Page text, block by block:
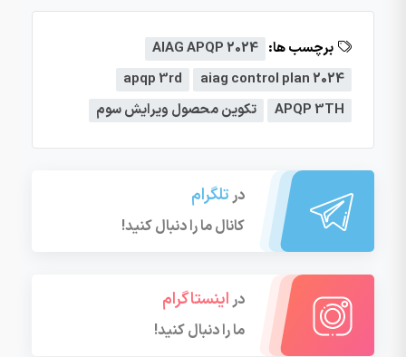
برچسب ها: AIAG APQP 2024
aiag control plan 2024
apqp 3rd
APQP 3TH
تکوین محصول ویرایش سوم
در تلگرام
کانال ما را دنبال کنید!
در اینستاگرام
ما را دنبال کنید!